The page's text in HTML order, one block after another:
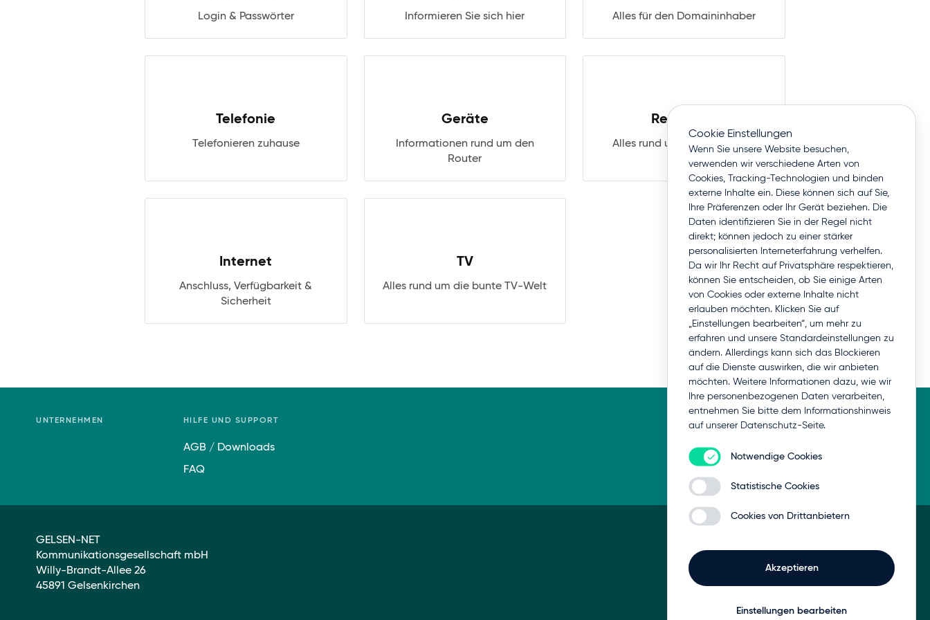
Login & Passwörter Informieren Sie sich hier Alles für den Domaininhaber
Telefonie
Telefonieren zuhause
Geräte
Informationen rund um den
Router
Rechnung
Alles rund um Ihre Rechnung
Internet
Anschluss, Verfügbarkeit &
Sicherheit
TV
Alles rund um die bunte TV-Welt
UNTERNEHMEN HILFE UND SUPPORT
AGB / Downloads
FAQ
GELSEN-NET
Kommunikationsgesellschaft mbH
Willy-Brandt-Allee 26
45891 Gelsenkirchen
Cookie Einstellungen
Wenn Sie unsere Website besuchen,
verwenden wir verschiedene Arten von
Cookies, Tracking-Technologien und binden
externe Inhalte ein. Diese können sich auf Sie,
Ihre Präferenzen oder Ihr Gerät beziehen. Die
Daten identifizieren Sie in der Regel nicht
direkt; können jedoch zu einer stärker
personalisierten Interneterfahrung verhelfen.
Da wir Ihr Recht auf Privatsphäre respektieren,
können Sie entscheiden, ob Sie einige Arten
von Cookies oder externe Inhalte nicht
erlauben möchten. Klicken Sie auf
„Einstellungen bearbeiten“, um mehr zu
erfahren und unsere Standardeinstellungen zu
ändern. Allerdings kann sich das Blockieren
auf die Dienste auswirken, die wir anbieten
möchten. Weitere Informationen dazu, wie wir
Ihre personenbezogenen Daten verarbeiten,
entnehmen Sie bitte dem Informationshinweis
auf unserer Datenschutz-Seite.
Notwendige Cookies
Statistische Cookies
Cookies von Drittanbietern
Akzeptieren
Einstellungen bearbeiten